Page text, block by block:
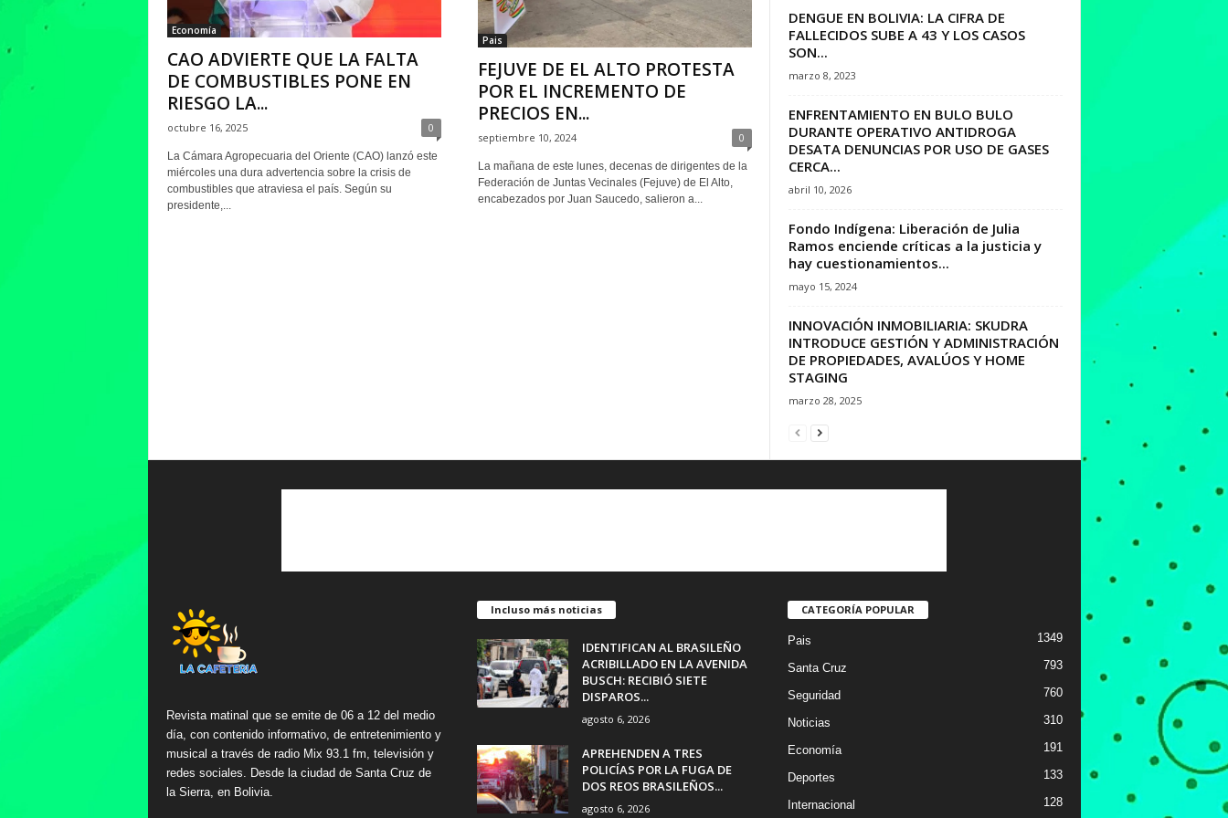
Economía
CAO ADVIERTE QUE LA FALTA
DE COMBUSTIBLES PONE EN
RIESGO LA...
octubre 16, 2025 0
La Cámara Agropecuaria del Oriente (CAO) lanzó este
miércoles una dura advertencia sobre la crisis de
combustibles que atraviesa el país. Según su
presidente,...
Pais
FEJUVE DE EL ALTO PROTESTA
POR EL INCREMENTO DE
PRECIOS EN...
septiembre 10, 2024 0
La mañana de este lunes, decenas de dirigentes de la
Federación de Juntas Vecinales (Fejuve) de El Alto,
encabezados por Juan Saucedo, salieron a...
DENGUE EN BOLIVIA: LA CIFRA DE
FALLECIDOS SUBE A 43 Y LOS CASOS
SON...
marzo 8, 2023
ENFRENTAMIENTO EN BULO BULO
DURANTE OPERATIVO ANTIDROGA
DESATA DENUNCIAS POR USO DE GASES
CERCA...
abril 10, 2026
Fondo Indígena: Liberación de Julia
Ramos enciende críticas a la justicia y
hay cuestionamientos...
mayo 15, 2024
INNOVACIÓN INMOBILIARIA: SKUDRA
INTRODUCE GESTIÓN Y ADMINISTRACIÓN
DE PROPIEDADES, AVALÚOS Y HOME
STAGING
marzo 28, 2025
Revista matinal que se emite de 06 a 12 del medio
día, con contenido informativo, de entretenimiento y
musical a través de radio Mix 93.1 fm, televisión y
redes sociales. Desde la ciudad de Santa Cruz de
la Sierra, en Bolivia.
Incluso más noticias
IDENTIFICAN AL BRASILEÑO
ACRIBILLADO EN LA AVENIDA
BUSCH: RECIBIÓ SIETE
DISPAROS...
agosto 6, 2026
APREHENDEN A TRES
POLICÍAS POR LA FUGA DE
DOS REOS BRASILEÑOS...
agosto 6, 2026
CATEGORÍA POPULAR
Pais 1349
Santa Cruz 793
Seguridad 760
Noticias 310
Economía 191
Deportes 133
Internacional 128